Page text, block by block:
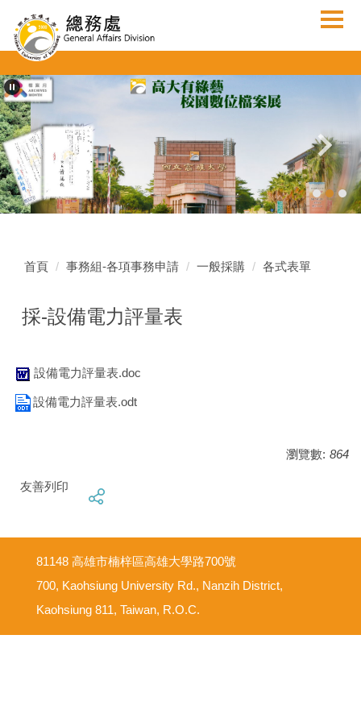
到
主
內
容
區
首頁 事務組-各項事務申請 一般採購 各式表單
採-設備電力評量表
設備電力評量表.doc
設備電力評量表.odt
瀏覽數: 864
友善列印
81148 高雄市楠梓區高雄大學路700號
700, Kaohsiung University Rd., Nanzih District,
Kaohsiung 811, Taiwan, R.O.C.